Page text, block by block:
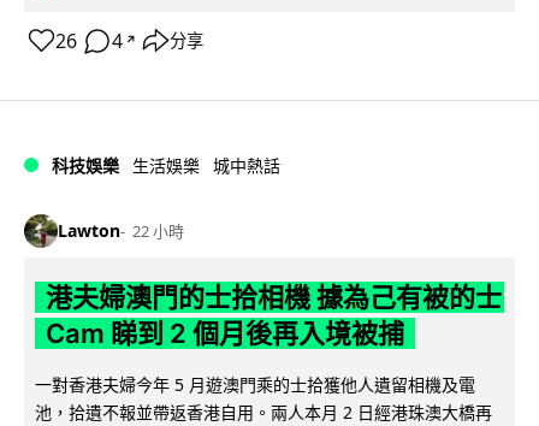
26 4 ↗ 分享
科技娛樂 生活娛樂 城中熱話
Lawton 22 小時
港夫婦澳門的士拾相機 據為己有被的士
Cam 睇到 2 個月後再入境被捕
一對香港夫婦今年 5 月遊澳門乘的士拾獲他人遺留相機及電
池，拾遺不報並帶返香港自用。兩人本月 2 日經港珠澳大橋再